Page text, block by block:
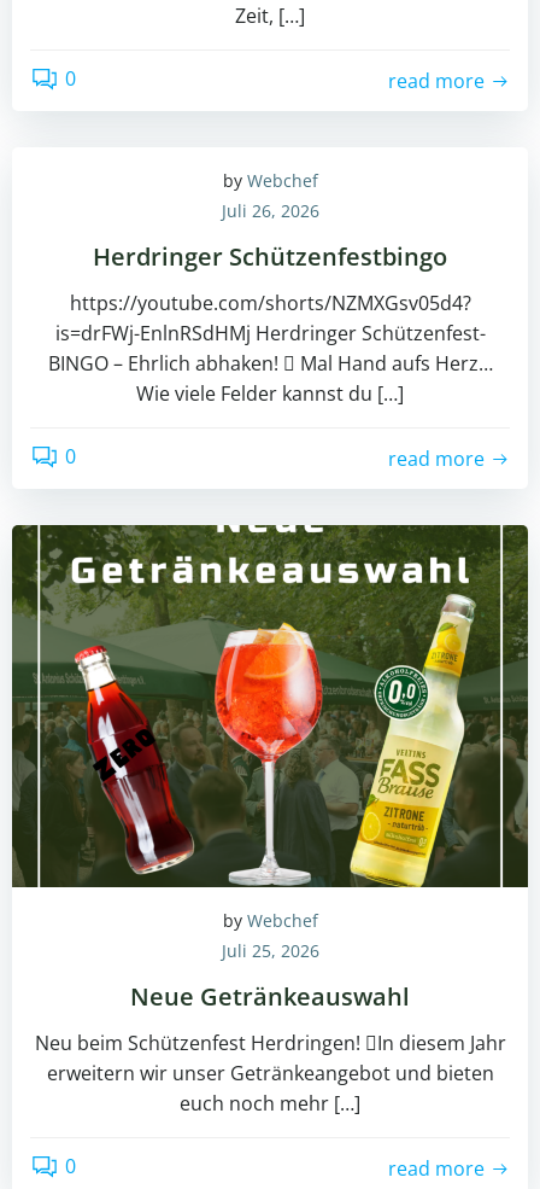
Zeit, […]
0 read more
by Webchef
Juli 26, 2026
Herdringer Schützenfestbingo
https://youtube.com/shorts/NZMXGsv05d4?
is=drFWj-EnlnRSdHMj Herdringer Schützenfest-
BINGO – Ehrlich abhaken!  Mal Hand aufs Herz…
Wie viele Felder kannst du […]
0 read more
by Webchef
Juli 25, 2026
Neue Getränkeauswahl
Neu beim Schützenfest Herdringen! In diesem Jahr
erweitern wir unser Getränkeangebot und bieten
euch noch mehr […]
0 read more